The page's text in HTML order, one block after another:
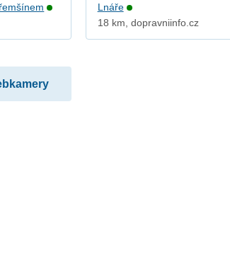
Lnáře
18 km, dopravniinfo.cz